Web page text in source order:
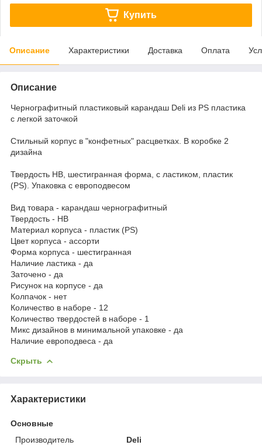
Купить
Описание Характеристики Доставка Оплата
Описание
Чернографитный пластиковый карандаш Deli из PS пластика
с легкой заточкой
Стильный корпус в "конфетных" расцветках. В коробке 2
дизайна
Твердость НB, шестигранная форма, с ластиком, пластик
(PS). Упаковка с европодвесом
Вид товара - карандаш чернографитный
Твердость - НB
Материал корпуса - пластик (PS)
Цвет корпуса - ассорти
Форма корпуса - шестигранная
Наличие ластика - да
Заточено - да
Рисунок на корпусе - да
Колпачок - нет
Количество в наборе - 12
Количество твердостей в наборе - 1
Микс дизайнов в минимальной упаковке - да
Наличие европодвеса - да
Скрыть
Характеристики
Основные
Производитель
Deli